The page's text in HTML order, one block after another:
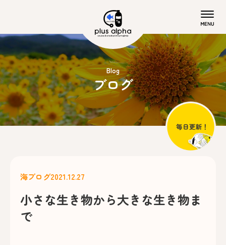
Blog
ブログ
海ブログ2021.12.27
小さな生き物から大きな生き物ま
で